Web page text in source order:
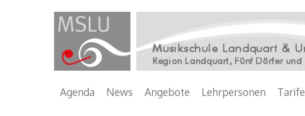
Main
Agenda News Angebote Lehrpersonen Tarife